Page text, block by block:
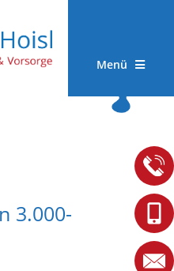
Menü
3.000-